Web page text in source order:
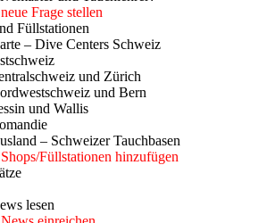
Frage stellen
Füllstationen
– Dive Centers Schweiz
und Zürich
und Bern
und Wallis
– Schweizer Tauchbasen
Füllstationen hinzufügen
lesen